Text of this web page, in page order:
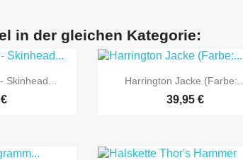
in der gleichen Kategorie:
 Vorschau
Harrington Jacke (Farbe:...
39,95 €